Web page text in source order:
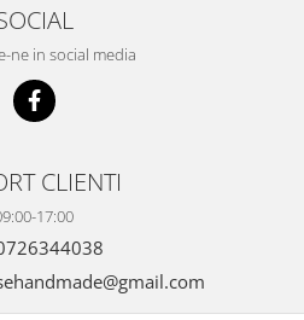
ne in social media
CLIENTI
17:00